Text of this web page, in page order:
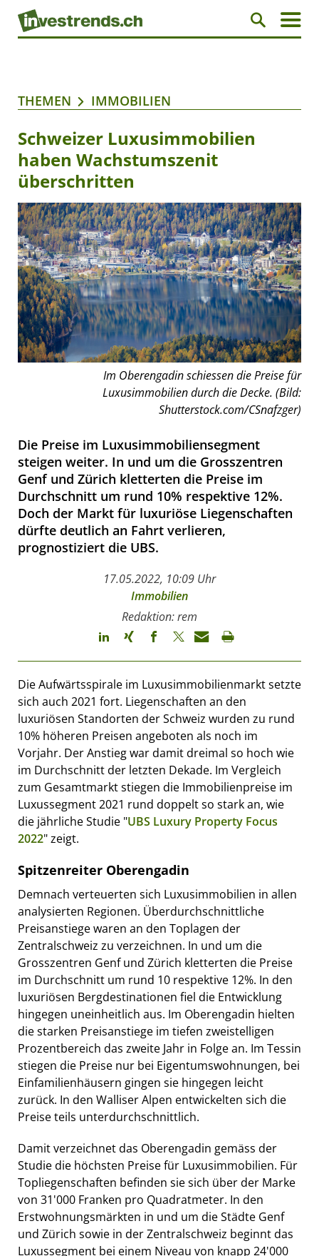
THEMEN IMMOBILIEN
Schweizer Luxusimmobilien
haben Wachstumszenit
überschritten
Im Oberengadin schiessen die Preise für
Luxusimmobilien durch die Decke. (Bild:
Shutterstock.com/CSnafzger)
Die Preise im Luxusimmobiliensegment
steigen weiter. In und um die Grosszentren
Genf und Zürich kletterten die Preise im
Durchschnitt um rund 10% respektive 12%.
Doch der Markt für luxuriöse Liegenschaften
dürfte deutlich an Fahrt verlieren,
prognostiziert die UBS.
17.05.2022, 10:09 Uhr
Immobilien
Redaktion: rem
Die Aufwärtsspirale im Luxusimmobilienmarkt setzte
sich auch 2021 fort. Liegenschaften an den
luxuriösen Standorten der Schweiz wurden zu rund
10% höheren Preisen angeboten als noch im
Vorjahr. Der Anstieg war damit dreimal so hoch wie
im Durchschnitt der letzten Dekade. Im Vergleich
zum Gesamtmarkt stiegen die Immobilienpreise im
Luxussegment 2021 rund doppelt so stark an, wie
die jährliche Studie "UBS Luxury Property Focus
2022" zeigt.
Spitzenreiter Oberengadin
Demnach verteuerten sich Luxusimmobilien in allen
analysierten Regionen. Überdurchschnittliche
Preisanstiege waren an den Toplagen der
Zentralschweiz zu verzeichnen. In und um die
Grosszentren Genf und Zürich kletterten die Preise
im Durchschnitt um rund 10 respektive 12%. In den
luxuriösen Bergdestinationen fiel die Entwicklung
hingegen uneinheitlich aus. Im Oberengadin hielten
die starken Preisanstiege im tiefen zweistelligen
Prozentbereich das zweite Jahr in Folge an. Im Tessin
stiegen die Preise nur bei Eigentumswohnungen, bei
Einfamilienhäusern gingen sie hingegen leicht
zurück. In den Walliser Alpen entwickelten sich die
Preise teils unterdurchschnittlich.
Damit verzeichnet das Oberengadin gemäss der
Studie die höchsten Preise für Luxusimmobilien. Für
Topliegenschaften befinden sie sich über der Marke
von 31'000 Franken pro Quadratmeter. In den
Erstwohnungsmärkten in und um die Städte Genf
und Zürich sowie in der Zentralschweiz beginnt das
Luxussegment bei einem Niveau von knapp 24'000